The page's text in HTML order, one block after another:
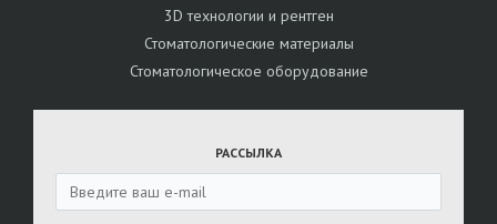
3D технологии и рентген
Стоматологические материалы
Стоматологическое оборудование
РАССЫЛКА